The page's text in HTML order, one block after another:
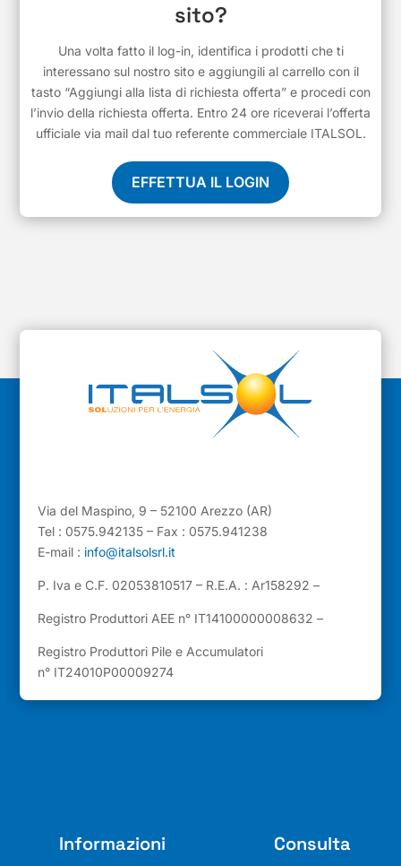
sito?
Una volta fatto il log-in, identifica i prodotti che ti
interessano sul nostro sito e aggiungili al carrello con il
tasto “Aggiungi alla lista di richiesta offerta” e procedi con
l’invio della richiesta offerta. Entro 24 ore riceverai l’offerta
ufficiale via mail dal tuo referente commerciale ITALSOL.
EFFETTUA IL LOGIN
Via del Maspino, 9 – 52100 Arezzo (AR)
Tel : 0575.942135 – Fax : 0575.941238
E-mail : info@italsolsrl.it
P. Iva e C.F. 02053810517 – R.E.A. : Ar158292 –
Registro Produttori AEE n° IT14100000008632 –
Registro Produttori Pile e Accumulatori
n° IT24010P00009274
Informazioni Consulta